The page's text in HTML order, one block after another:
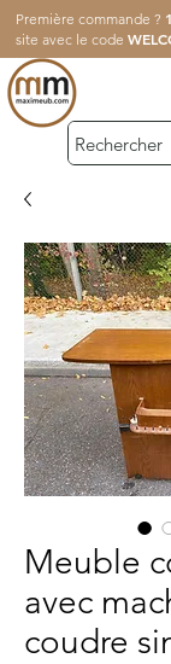
Première commande ?
site avec le code
Meuble
avec
coudre